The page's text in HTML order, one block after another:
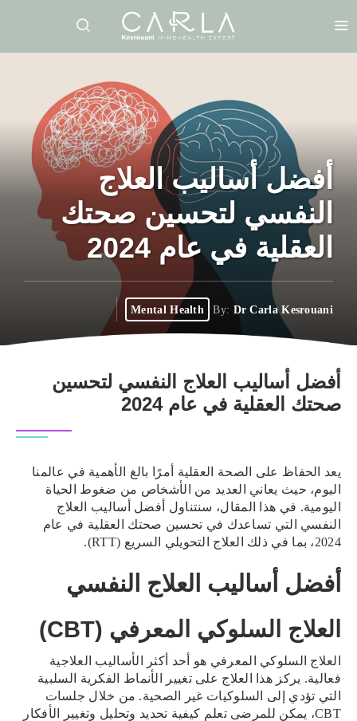
أفضل أساليب العلاج
النفسي لتحسين صحتك
العقلية في عام 2024
By: Dr Carla Kesrouani
Mental Health
أفضل أساليب العلاج النفسي لتحسين
صحتك العقلية في عام 2024
يعد الحفاظ على الصحة العقلية أمرًا بالغ الأهمية في عالمنا
اليوم، حيث يعاني العديد من الأشخاص من ضغوط الحياة
اليومية. في هذا المقال، سنتناول أفضل أساليب العلاج
النفسي التي تساعدك في تحسين صحتك العقلية في عام
2024، بما في ذلك العلاج التحويلي السريع (RTT).
أفضل أساليب العلاج النفسي
العلاج السلوكي المعرفي (CBT)
العلاج السلوكي المعرفي هو أحد أكثر الأساليب العلاجية
فعالية. يركز هذا العلاج على تغيير الأنماط الفكرية السلبية
التي تؤدي إلى السلوكيات غير الصحية. من خلال جلسات
CBT، يمكن للمرضى تعلم كيفية تحديد وتحليل وتغيير الأفكار